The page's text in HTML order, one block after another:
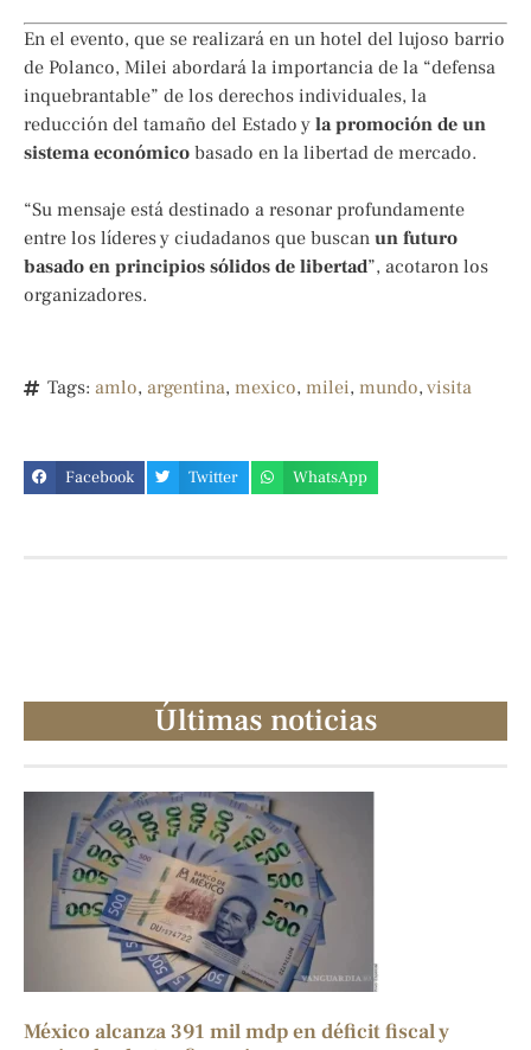
En el evento, que se realizará en un hotel del lujoso barrio
de Polanco, Milei abordará la importancia de la “defensa
inquebrantable” de los derechos individuales, la
reducción del tamaño del Estado y la promoción de un
sistema económico basado en la libertad de mercado.
“Su mensaje está destinado a resonar profundamente
entre los líderes y ciudadanos que buscan un futuro
basado en principios sólidos de libertad”, acotaron los
organizadores.
Tags: amlo, argentina, mexico, milei, mundo, visita
Facebook Twitter WhatsApp
Últimas noticias
México alcanza 391 mil mdp en déficit fiscal y